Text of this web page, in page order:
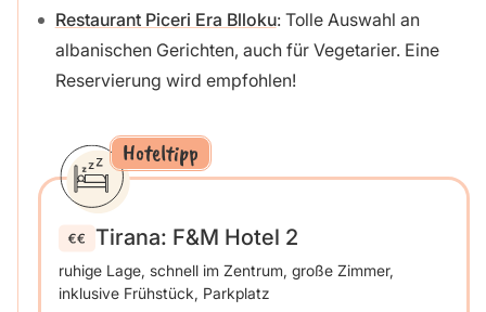
Restaurant Piceri Era Blloku: Tolle Auswahl an
albanischen Gerichten, auch für Vegetarier. Eine
Reservierung wird empfohlen!
Hoteltipp
Tirana: F&M Hotel 2
ruhige Lage, schnell im Zentrum, große Zimmer,
inklusive Frühstück, Parkplatz